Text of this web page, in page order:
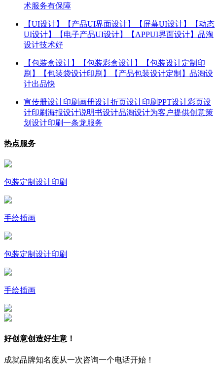
术服务有保障
【UI设计】【产品UI界面设计】【屏幕UI设计】【动态
UI设计】【电子产品UI设计】【APPUI界面设计】品淘
设计技术好
【包装盒设计】【包装彩盒设计】【包装设计定制印
刷】【包装袋设计印刷】【产品包装设计定制】品淘设
计出品快
宣传册设计印刷画册设计折页设计印刷PPT设计彩页设
计印刷海报设计说明书设计品淘设计为客户提供创意策
划设计印刷一条龙服务
热点服务
包装定制设计印刷
手绘插画
包装定制设计印刷
手绘插画
好创意创造好生意！
成就品牌知名度从一次咨询一个电话开始！